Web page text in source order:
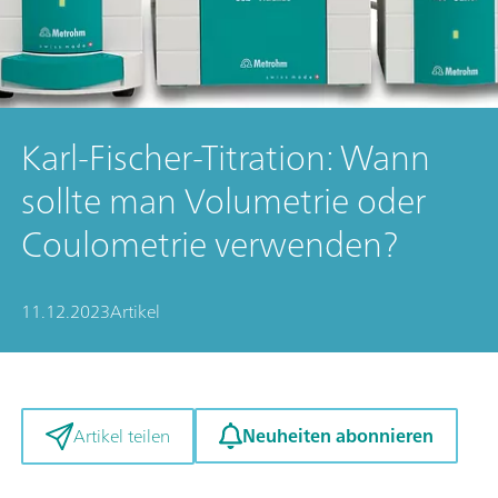
Karl-Fischer-Titration: Wann
sollte man Volumetrie oder
Coulometrie verwenden?
11.12.2023Artikel
Artikel teilen Neuheiten abonnieren